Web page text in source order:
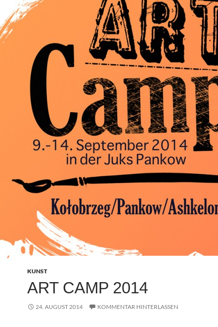
KUNST
ART CAMP 2014
24. AUGUST 2014 KOMMENTAR HINTERLASSEN